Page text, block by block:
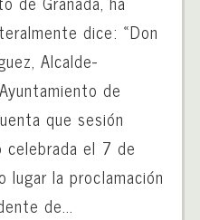
dice: «Don
Alcalde-
de
que sesión
celebrada el 7 de
la proclamación
de...